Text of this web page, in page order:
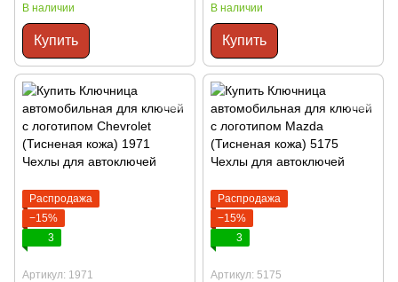
В наличии
Купить
В наличии
Купить
Распродажа
−15%
3
Артикул: 1971
Распродажа
−15%
3
Артикул: 5175